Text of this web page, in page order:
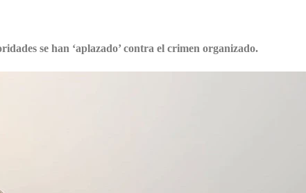
se han ‘aplazado’ contra el crimen organizado.